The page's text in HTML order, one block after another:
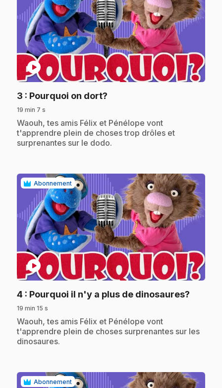
play_circle
3 : Pourquoi on dort?
19 min 7 s
.Waouh, tes amis Félix et Pénélope vont
t'apprendre plein de choses trop drôles et
surprenantes sur le dodo.
Abonnement
play_circle
4 : Pourquoi il n'y a plus de dinosaures?
19 min 15 s
.Waouh, tes amis Félix et Pénélope vont
t'apprendre plein de choses surprenantes sur les
dinosaures.
Abonnement